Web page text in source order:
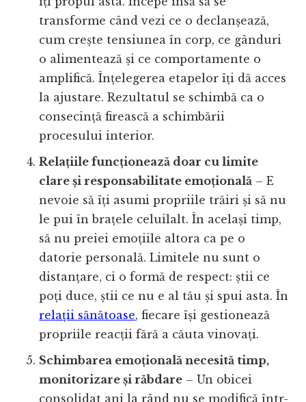
transforme când vezi ce o declanșează,
cum crește tensiunea în corp, ce gânduri
o alimentează și ce comportamente o
amplifică. Înțelegerea etapelor îți dă acces
la ajustare. Rezultatul se schimbă ca o
consecință firească a schimbării
procesului interior.
Relațiile funcționează doar cu limite
clare și responsabilitate emoțională – E
nevoie să îți asumi propriile trăiri și să nu
le pui în brațele celuilalt. În același timp,
să nu preiei emoțiile altora ca pe o
datorie personală. Limitele nu sunt o
distanțare, ci o formă de respect: știi ce
poți duce, știi ce nu e al tău și spui asta. În
relații sănătoase, fiecare își gestionează
propriile reacții fără a căuta vinovați.
Schimbarea emoțională necesită timp,
monitorizare și răbdare – Un obicei
consolidat ani la rând nu se modifică într-